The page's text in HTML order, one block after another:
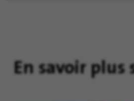
En savoir plus